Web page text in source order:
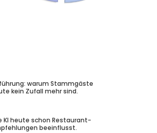
warum Stammgäste
kein Zufall mehr sind.
KI heute schon Restaurant-
beeinflusst.